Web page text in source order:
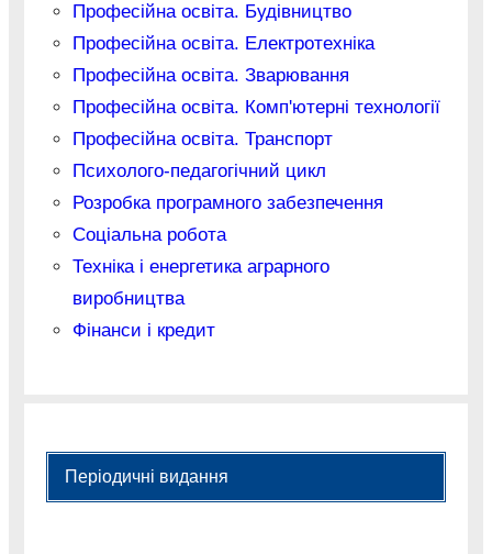
Професійна освіта. Будівництво
Професійна освіта. Електротехніка
Професійна освіта. Зварювання
Професійна освіта. Комп'ютерні технології
Професійна освіта. Транспорт
Психолого-педагогічний цикл
Розробка програмного забезпечення
Соціальна робота
Техніка і енергетика аграрного
виробництва
Фінанси і кредит
Періодичні видання